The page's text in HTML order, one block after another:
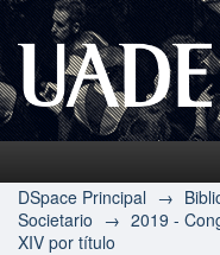
UADE
DSpace Principal →
Societario → 2019 -
XIV por título